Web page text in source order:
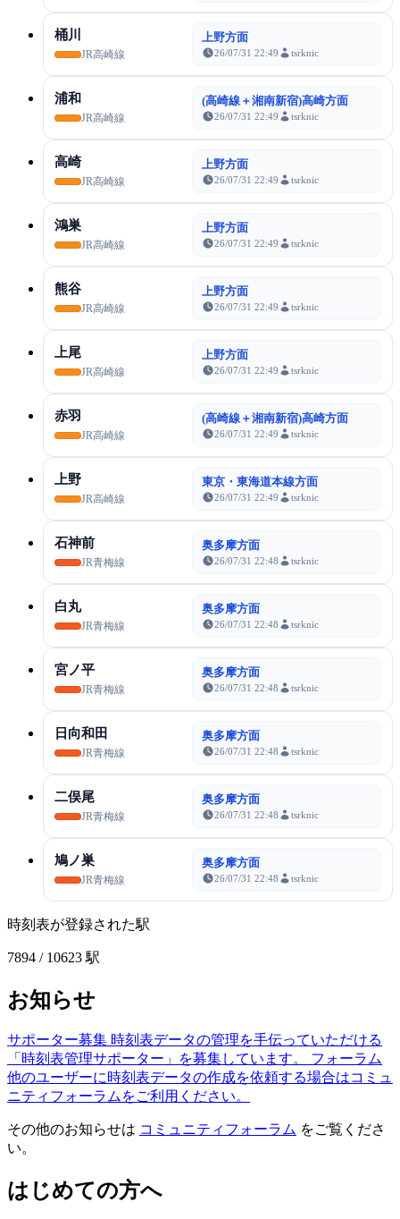
桶川
JR高崎線
上野方面
26/07/31 22:49 tsrknic
浦和
JR高崎線
(高崎線＋湘南新宿)高崎方面
26/07/31 22:49 tsrknic
高崎
JR高崎線
上野方面
26/07/31 22:49 tsrknic
鴻巣
JR高崎線
上野方面
26/07/31 22:49 tsrknic
熊谷
JR高崎線
上野方面
26/07/31 22:49 tsrknic
上尾
JR高崎線
上野方面
26/07/31 22:49 tsrknic
赤羽
JR高崎線
(高崎線＋湘南新宿)高崎方面
26/07/31 22:49 tsrknic
上野
JR高崎線
東京・東海道本線方面
26/07/31 22:49 tsrknic
石神前
JR青梅線
奥多摩方面
26/07/31 22:48 tsrknic
白丸
JR青梅線
奥多摩方面
26/07/31 22:48 tsrknic
宮ノ平
JR青梅線
奥多摩方面
26/07/31 22:48 tsrknic
日向和田
JR青梅線
奥多摩方面
26/07/31 22:48 tsrknic
二俣尾
JR青梅線
奥多摩方面
26/07/31 22:48 tsrknic
鳩ノ巣
JR青梅線
奥多摩方面
26/07/31 22:48 tsrknic
時刻表が登録された駅
7894 / 10623 駅
お知らせ
サポーター募集 時刻表データの管理を手伝っていただける
「時刻表管理サポーター」を募集しています。
フォーラム
他のユーザーに時刻表データの作成を依頼する場合はコミュ
ニティフォーラムをご利用ください。
その他のお知らせは コミュニティフォーラム をご覧くださ
い。
はじめての方へ